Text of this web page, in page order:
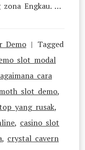
zona Engkau. …
Demo
Tagged
slot modal
cara
slot demo,
yang rusak,
, casino slot
, crystal cavern